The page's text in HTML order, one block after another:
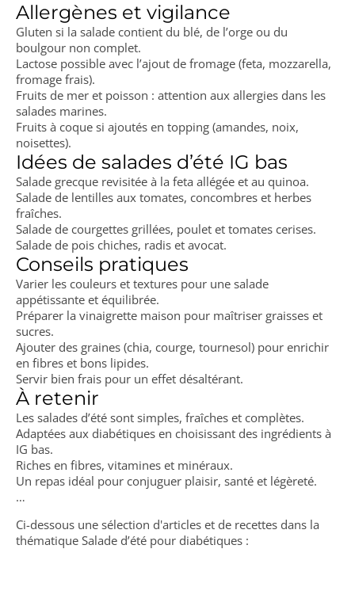
Allergènes et vigilance
Gluten si la salade contient du blé, de l’orge ou du
boulgour non complet.
Lactose possible avec l’ajout de fromage (feta, mozzarella,
fromage frais).
Fruits de mer et poisson : attention aux allergies dans les
salades marines.
Fruits à coque si ajoutés en topping (amandes, noix,
noisettes).
Idées de salades d’été IG bas
Salade grecque revisitée à la feta allégée et au quinoa.
Salade de lentilles aux tomates, concombres et herbes
fraîches.
Salade de courgettes grillées, poulet et tomates cerises.
Salade de pois chiches, radis et avocat.
Conseils pratiques
Varier les couleurs et textures pour une salade
appétissante et équilibrée.
Préparer la vinaigrette maison pour maîtriser graisses et
sucres.
Ajouter des graines (chia, courge, tournesol) pour enrichir
en fibres et bons lipides.
Servir bien frais pour un effet désaltérant.
À retenir
Les salades d’été sont simples, fraîches et complètes.
Adaptées aux diabétiques en choisissant des ingrédients à
IG bas.
Riches en fibres, vitamines et minéraux.
Un repas idéal pour conjuguer plaisir, santé et légèreté.
…
Ci-dessous une sélection d'articles et de recettes dans la
thématique Salade d’été pour diabétiques :